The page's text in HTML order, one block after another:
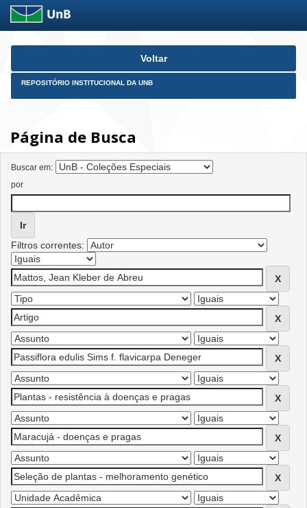
Skip
Voltar
REPOSITÓRIO INSTITUCIONAL DA UNB
Página de Busca
Buscar em:
por
Filtros correntes: